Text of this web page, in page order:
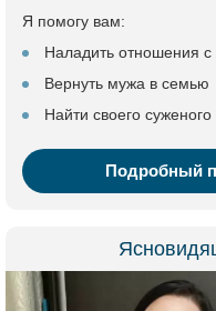
Я помогу вам:
Наладить отношения
Вернуть мужа в семью
Найти своего
Подробный